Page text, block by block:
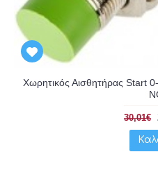
Χωρητικός Αισθητήρας Start
30,01€